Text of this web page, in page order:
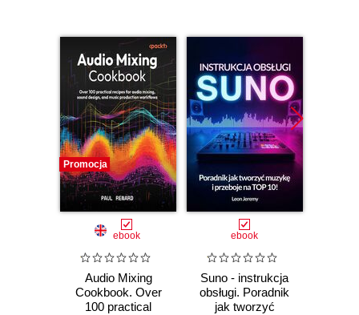
Promocja
ebook
Audio Mixing
Cookbook. Over
100 practical
ebook
Suno - instrukcja
obsługi. Poradnik
jak tworzyć